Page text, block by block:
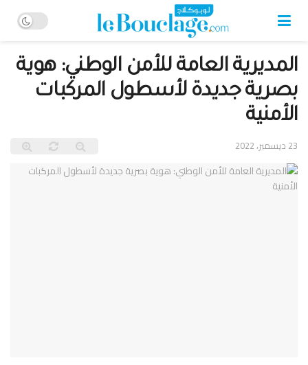
المديرية العامة للأمن الوطني: هوية
بصرية جديدة لأسطول المركبات
الأمنية
23 ديسمبر، 2022